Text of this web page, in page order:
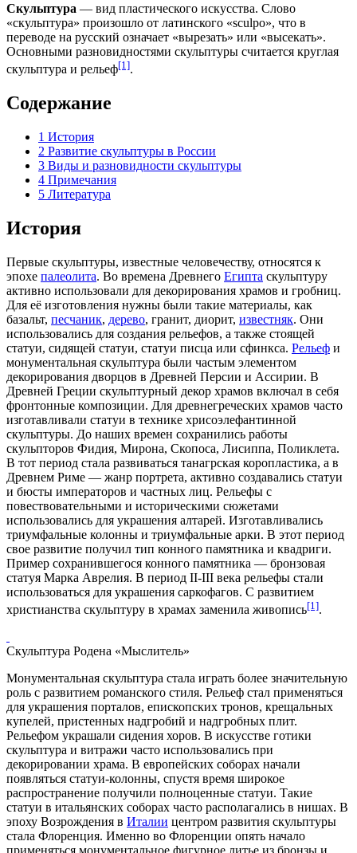
Скульптура — вид пластического искусства. Слово
«скульптура» произошло от латинского «sculpo», что в
переводе на русский означает «вырезать» или «высекать».
Основными разновидностями скульптуры считается круглая
скульптура и рельеф[1].
Содержание
1 История
2 Развитие скульптуры в России
3 Виды и разновидности скульптуры
4 Примечания
5 Литература
История
Первые скульптуры, известные человечеству, относятся к
эпохе палеолита. Во времена Древнего Египта скульптуру
активно использовали для декорирования храмов и гробниц.
Для её изготовления нужны были такие материалы, как
базальт, песчаник, дерево, гранит, диорит, известняк. Они
использовались для создания рельефов, а также стоящей
статуи, сидящей статуи, статуи писца или сфинкса. Рельеф и
монументальная скульптура были частым элементом
декорирования дворцов в Древней Персии и Ассирии. В
Древней Греции скульптурный декор храмов включал в себя
фронтонные композиции. Для древнегреческих храмов часто
изготавливали статуи в технике хрисоэлефантинной
скульптуры. До наших времен сохранились работы
скульпторов Фидия, Мирона, Скопоса, Лисиппа, Поликлета.
В тот период стала развиваться танагрская коропластика, а в
Древнем Риме — жанр портрета, активно создавались статуи
и бюсты императоров и частных лиц. Рельефы с
повествовательными и историческими сюжетами
использовались для украшения алтарей. Изготавливались
триумфальные колонны и триумфальные арки. В этот период
свое развитие получил тип конного памятника и квадриги.
Пример сохранившегося конного памятника — бронзовая
статуя Марка Аврелия. В период II-III века рельефы стали
использоваться для украшения саркофагов. С развитием
христианства скульптуру в храмах заменила живопись[1].
Скульптура Родена «Мыслитель»
Монументальная скульптура стала играть более значительную
роль с развитием романского стиля. Рельеф стал применяться
для украшения порталов, епископских тронов, крещальных
купелей, пристенных надгробий и надгробных плит.
Рельефом украшали сидения хоров. В искусстве готики
скульптура и витражи часто использовались при
декорировании храма. В европейских соборах начали
появляться статуи-колонны, спустя время широкое
распространение получили полноценные статуи. Такие
статуи в итальянских соборах часто располагались в нишах. В
эпоху Возрождения в Италии центром развития скульптуры
стала Флоренция. Именно во Флоренции опять начало